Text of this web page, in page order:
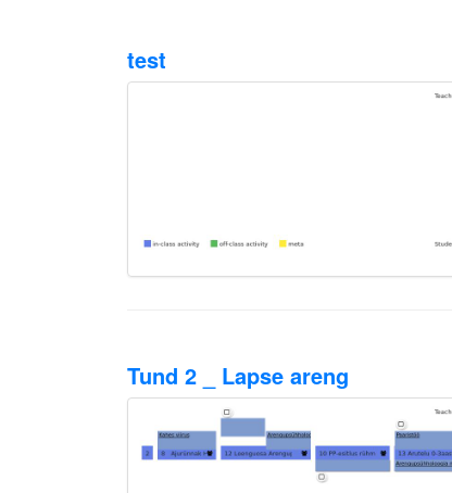
test
Tund 2 _ Lapse areng